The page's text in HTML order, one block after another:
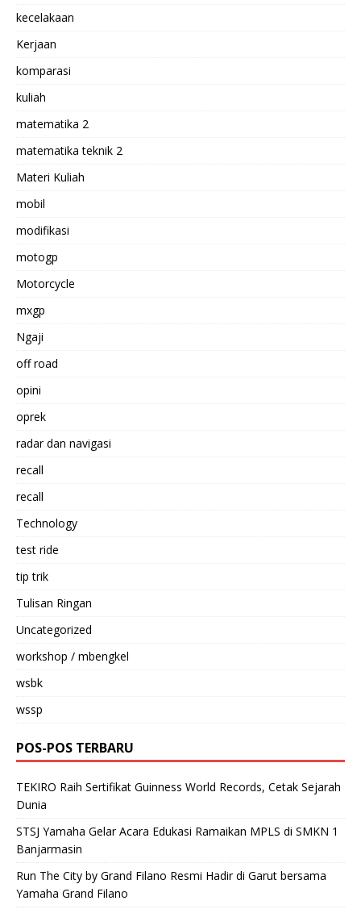
kecelakaan
Kerjaan
komparasi
kuliah
matematika 2
matematika teknik 2
Materi Kuliah
mobil
modifikasi
motogp
Motorcycle
mxgp
Ngaji
off road
opini
oprek
radar dan navigasi
recall
recall
Technology
test ride
tip trik
Tulisan Ringan
Uncategorized
workshop / mbengkel
wsbk
wssp
POS-POS TERBARU
TEKIRO Raih Sertifikat Guinness World Records, Cetak Sejarah
Dunia
STSJ Yamaha Gelar Acara Edukasi Ramaikan MPLS di SMKN 1
Banjarmasin
Run The City by Grand Filano Resmi Hadir di Garut bersama
Yamaha Grand Filano